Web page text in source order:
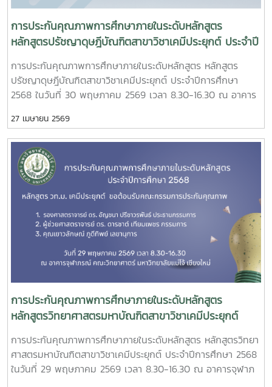
การประกันคุณภาพการศึกษาภายในระดับหลักสูตร
หลักสูตรปรัชญาดุษฎีบัณฑิตสาขาวิชาเคมีประยุกต์ ประจำปี
การศึกษา 2568
การประกันคุณภาพการศึกษาภายในระดับหลักสูตร หลักสูตร
ปรัชญาดุษฎีบัณฑิตสาขาวิชาเคมีประยุกต์ ประจำปีการศึกษา
2568 ในวันที่ 30 พฤษภาคม 2569 เวลา 8.30-16.30 ณ อาคาร
และเลขานุการตามประกาศของมหาวิทยาลัย ดังรายนามต่อไปนี้1.
รองศาสตราจารย์ ดร. อัญชนา ปรีชาวรพันธ์ ประธานกรรมการ2.
ผู้ช่วยศาสตราจารย์ ดร. ดารชาต์ เทียมเพชร กรรมการ3. คุณ
เยาวลักษณ์ ภูดีทิพย์ เลขานุการ
27 เมษายน 2569
การประกันคุณภาพการศึกษาภายในระดับหลักสูตร
หลักสูตรวิทยาศาสตรมหาบัณฑิตสาขาวิชาเคมีประยุกต์
ประจำปีการศึกษา 2568
การประกันคุณภาพการศึกษาภายในระดับหลักสูตร หลักสูตรวิทยา
ศาสตรมหาบัณฑิตสาขาวิชาเคมีประยุกต์ ประจำปีการศึกษา 2568
ในวันที่ 29 พฤษภาคม 2569 เวลา 8.30-16.30 ณ อาคารจุฬาภ